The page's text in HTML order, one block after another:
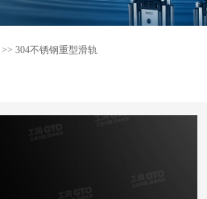
>> 304不锈钢重型滑轨